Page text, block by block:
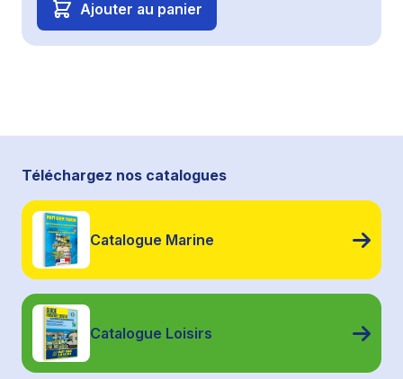
Ajouter au panier
Téléchargez nos catalogues
Catalogue Marine
Catalogue Loisirs